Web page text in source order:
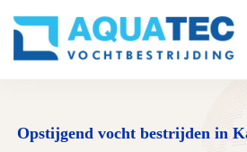
Opstijgend vocht bestrijden in